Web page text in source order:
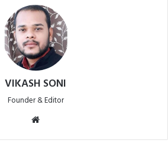
VIKASH SONI
Founder & Editor